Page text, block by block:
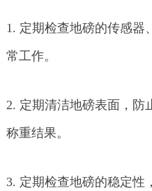
1. 定期检查地磅的传感器
常工作。
2. 定期清洁地磅表面，防
称重结果。
3. 定期检查地磅的稳定性